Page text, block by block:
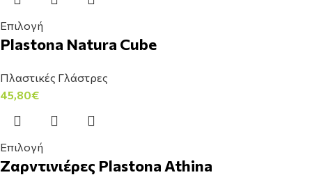
Επιλογή
Plastona Natura Cube
Πλαστικές Γλάστρες
45,80€
Επιλογή
Ζαρντινιέρες Plastona Athina